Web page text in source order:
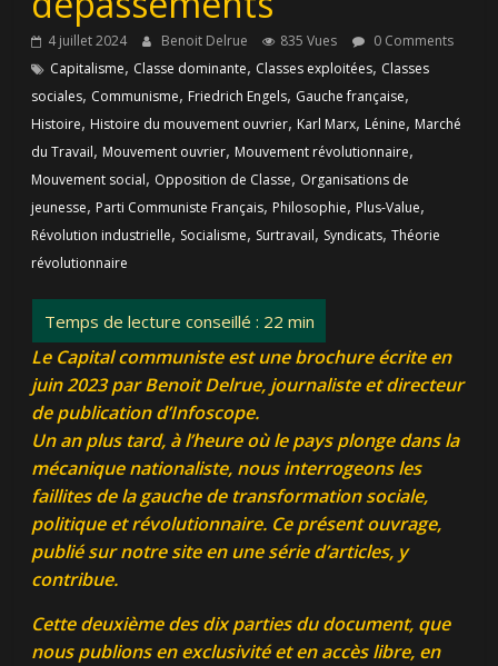
4 juillet 2024 Benoit Delrue 835 Vues
0 Comments
Capitalisme, Classe dominante, Classes exploitées, Classes
sociales, Communisme, Friedrich Engels, Gauche française,
Histoire, Histoire du mouvement ouvrier, Karl Marx, Lénine, Marché
du Travail, Mouvement ouvrier, Mouvement révolutionnaire,
Mouvement social, Opposition de Classe, Organisations de
jeunesse, Parti Communiste Français, Philosophie, Plus-Value,
Révolution industrielle, Socialisme, Surtravail, Syndicats,Théorie
révolutionnaire
Le Capital communiste est une brochure écrite en
juin 2023 par Benoit Delrue, journaliste et directeur
de publication d’Infoscope.
Un an plus tard, à l’heure où le pays plonge dans la
mécanique nationaliste, nous interrogeons les
faillites de la gauche de transformation sociale,
politique et révolutionnaire. Ce présent ouvrage,
publié sur notre site en une série d’articles, y
contribue.
Cette deuxième des dix parties du document, que
nous publions en exclusivité et en accès libre, en